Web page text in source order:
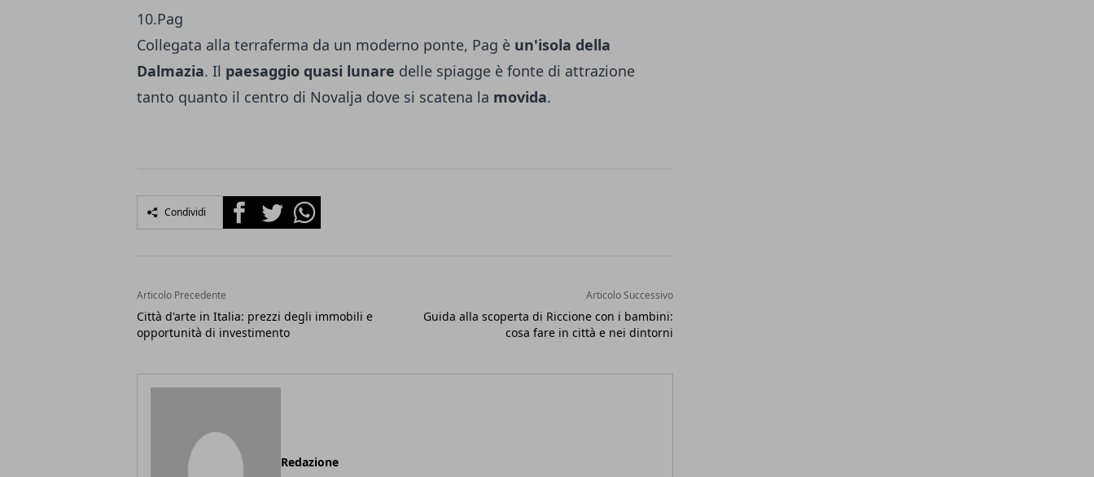
10.Pag
Collegata alla terraferma da un moderno ponte, Pag è un'isola della
Dalmazia. Il paesaggio quasi lunare delle spiagge è fonte di attrazione
tanto quanto il centro di Novalja dove si scatena la movida.
Condividi FacebookTwitterWhatsapp
Articolo Precedente
Città d'arte in Italia: prezzi degli immobili e
opportunità di investimento
Articolo Successivo
Guida alla scoperta di Riccione con i bambini:
cosa fare in città e nei dintorni
Redazione